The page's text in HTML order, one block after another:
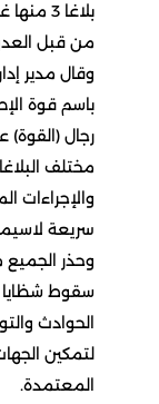
بلاغا
من قبل
وقال مدير
باسم قوة
رجال (القوة)
مختلف
والإجراءات
سريعة
وحذر
سقوط شظايا
لتمكين
المعتمدة.